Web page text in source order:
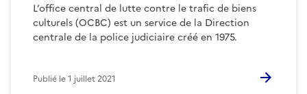
L’office central de lutte contre le trafic de biens
culturels (OCBC) est un service de la Direction
centrale de la police judiciaire créé en 1975.
Publié le1 juillet 2021